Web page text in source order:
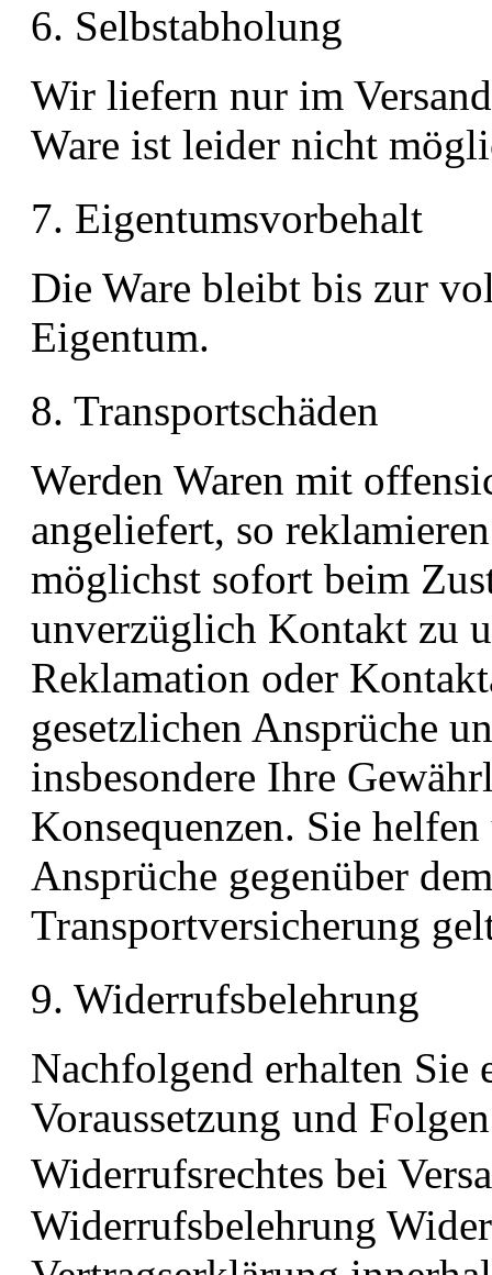
6. Selbstabholung
Wir liefern nur im
Ware ist leider nicht
7. Eigentumsvorbehalt
Die Ware bleibt bis zur
Eigentum.
8. Transportschäden
Werden Waren mit
angeliefert, so
möglichst sofort beim
unverzüglich Kontakt zu
Reklamation oder
gesetzlichen Ansprüche
insbesondere Ihre
Konsequenzen. Sie
Ansprüche gegenüber
Transportversicherung
9. Widerrufsbelehrung
Nachfolgend erhalten Sie
Voraussetzung und
Widerrufsrechtes bei
Widerrufsbelehrung